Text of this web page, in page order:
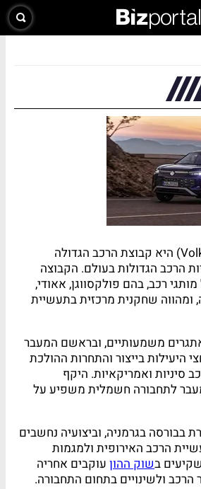
פולקסווגן (Volkswagen) היא קבוצת הרכב הגדולה
הרכב הגדולות בעולם. הקבוצה
רכב, בהם פולקסווגן, אאודי,
ומהווה שחקנית מרכזית בתעשיית
משמעותיים, ובראשם המעבר
היעילות בייצור והתחרות ההולכת
סיניות ואמריקאיות. היקף
לתחבורה חשמלית משפיע על
בבורסה בגרמניה, וביצועיה נחשבים
הרכב האירופית ולמגמות
בשוק ההון עוקבים אחריה
ולשינויים בתחום התחבורה.